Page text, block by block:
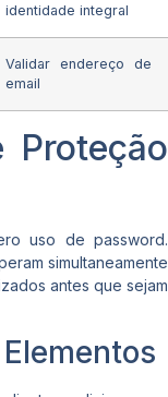
identidade integral
Validar endereço de
email
Proteção
uso de password.
simultaneamente
antes que sejam